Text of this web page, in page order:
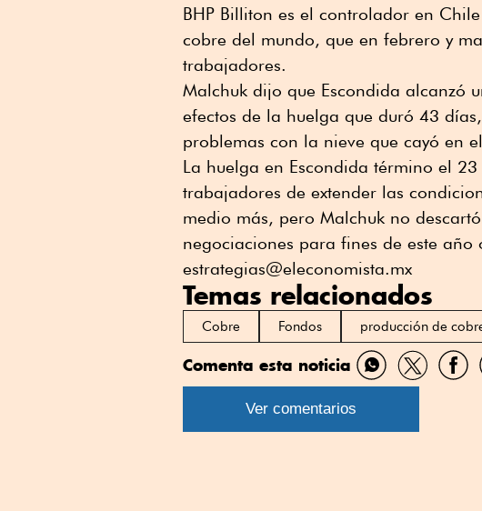
BHP Billiton es el controlador en
cobre del mundo, que en febrero y
trabajadores.
Malchuk dijo que Escondida alcanzó
efectos de la huelga que duró 43
problemas con la nieve que cayó en
La huelga en Escondida término el
trabajadores de extender las
medio más, pero Malchuk no
negociaciones para fines de este
estrategias@eleconomista.mx
Temas relacionados
Cobre Fondos producción de
Comenta esta noticia
Compartir
por
Compartir
por
Ver comentarios